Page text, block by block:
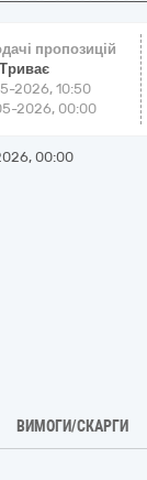
пропозицій
Триває
2026, 10:50
2026, 00:00
00:00
ВИМОГИ/СКАРГИ